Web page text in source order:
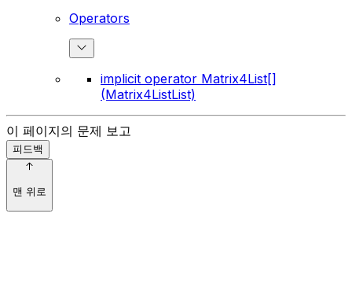
Operators
implicit operator Matrix4List[]
(Matrix4ListList)
이 페이지의 문제 보고
피드백
맨 위로